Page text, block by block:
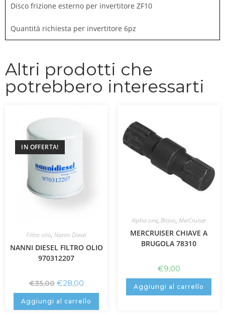
Disco frizione esterno per invertitore ZF10
Quantità richiesta per invertitore 6pz
Altri prodotti che
potrebbero interessarti
IN OFFERTA!
Filtro olio, Nanni Diesel
NANNI DIESEL FILTRO OLIO
970312207
€35,00 €28,00
Aggiungi al carrello
Alpha one, Bravo, MerCruiser
MERCRUISER CHIAVE A
BRUGOLA 78310
€9,00
Aggiungi al carrello